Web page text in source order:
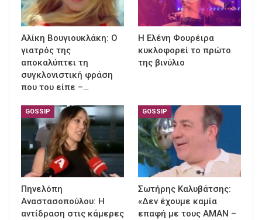
Αλίκη Βουγιουκλάκη: Ο
γιατρός της
αποκαλύπτει τη
συγκλονιστική φράση
που του είπε –…
Η Ελένη Φουρέιρα
κυκλοφορεί το πρώτο
της βινύλιο
GOSSIP
Πηνελόπη
Αναστασοπούλου: Η
αντίδραση στις κάμερες
GOSSIP
Σωτήρης Καλυβάτσης:
«Δεν έχουμε καμία
επαφή με τους ΑΜΑΝ –